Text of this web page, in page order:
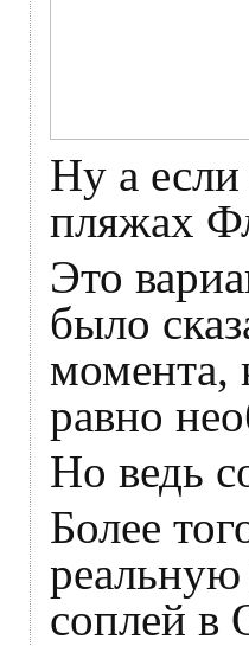
Ну а если
пляжах
Это
было
момента,
равно
Но ведь
Более
соплей в